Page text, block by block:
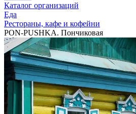
Каталог организаций
Еда
Рестораны, кафе и кофейни
PON-PUSHKA. Пончиковая